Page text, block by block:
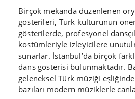
Birçok mekanda düzenlenen
gösterileri, Türk kültürünün
gösterilerde, profesyonel
kostümleriyle izleyicilere
sunarlar. İstanbul’da birçok
dans gösterisi bulunmaktadır.
geleneksel Türk müziği
bazıları modern müziklerle